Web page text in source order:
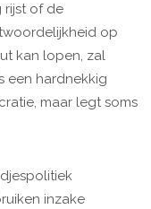
rijst of de
op
kan lopen, zal
een hardnekkig
maar legt soms
inzake